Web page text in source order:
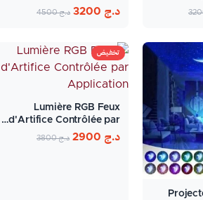
د.ج د.ج4500
تخفيض
Lumière RGB Feux
d'Artifice Contrôlée par…
د.ج د.ج3800